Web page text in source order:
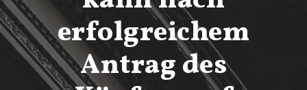
erfolgreichem
Antrag des